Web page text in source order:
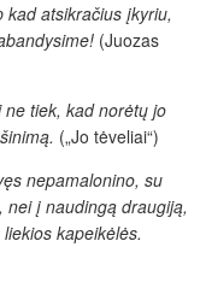
kad atsikračius įkyriu,
(Juozas
tiek, kad norėtų jo
(„Jo tėveliai“)
nepamalonino, su
į naudingą draugiją,
kapeikėlės.